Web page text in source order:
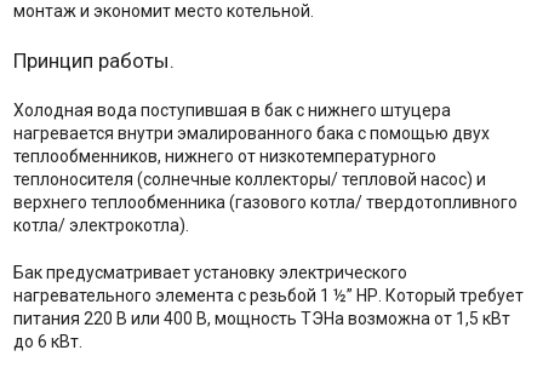
монтаж и экономит место котельной.
Принцип работы.
Холодная вода поступившая в бак с нижнего штуцера
нагревается внутри эмалированного бака с помощью двух
теплообменников, нижнего от низкотемпературного
теплоносителя (солнечные коллекторы/ тепловой насос) и
верхнего теплообменника (газового котла/ твердотопливного
котла/ электрокотла).
Бак предусматривает установку электрического
нагревательного элемента с резьбой 1 ½” НР. Который требует
питания 220 В или 400 В, мощность ТЭНа возможна от 1,5 кВт
до 6 кВт.